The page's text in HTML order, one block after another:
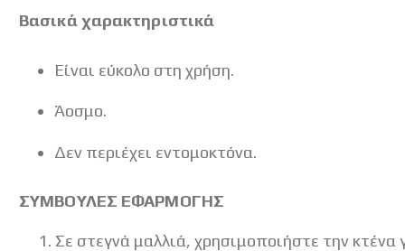
Βασικά χαρακτηριστικά
Είναι εύκολο στη χρήση.
Άοσμο.
Δεν περιέχει εντομοκτόνα.
ΣΥΜΒΟΥΛΕΣ ΕΦΑΡΜΟΓΗΣ
Σε στεγνά μαλλιά, χρησιμοποιήστε την κτένα